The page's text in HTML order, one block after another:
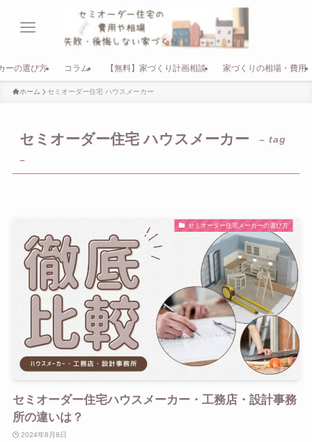
ーの選び方 コラム 【無料】家づくり計画相談 家づくりの相場・費用
ホーム セミオーダー住宅 ハウスメーカー
セミオーダー住宅 ハウスメーカー
– tag
–
セミオーダー住宅メーカーの選び方
セミオーダー住宅ハウスメーカー・工務店・設計事務
所の違いは？
2024年8月8日